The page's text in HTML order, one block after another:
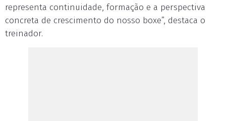
representa continuidade, formação e a perspectiva
concreta de crescimento do nosso boxe”, destaca o
treinador.